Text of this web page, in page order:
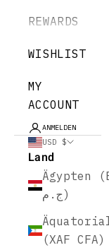
REWARDS
WISHLIST
MY
ACCOUNT
ANMELDEN
USD $
Land
Ägypten
ج.م)
(XAF CFA)